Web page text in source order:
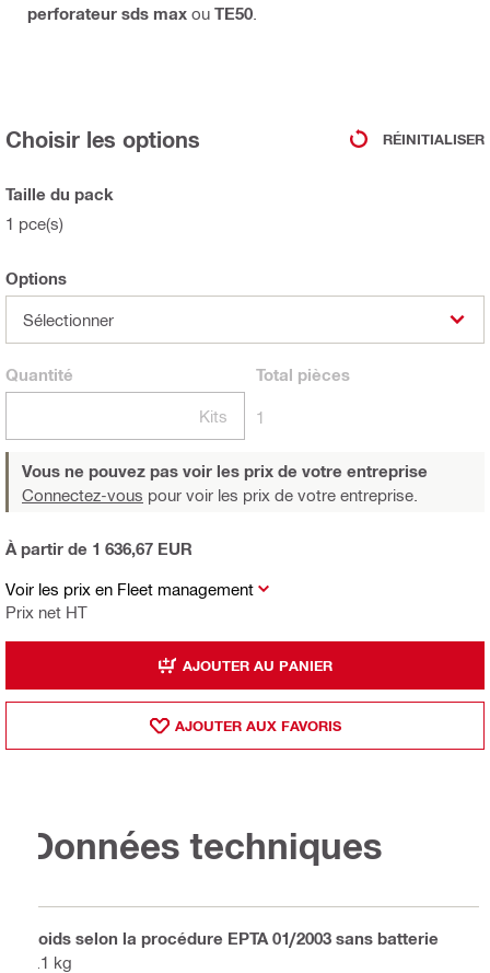
perforateur sds max ou TE50
Choisir les options RÉINITIALISER
Taille du pack
1 pce(s)
Options
Sélectionner
Quantité
Kits
Total pièces
1
Vous ne pouvez pas voir les prix de votre entreprise
Connectez-vous pour voir les prix de votre entreprise.
Voir les prix en Fleet management
Prix net HT
À partir de 1 636,67 EUR
AJOUTER AU PANIER
AJOUTER AUX FAVORIS
Données techniques
Poids selon la procédure EPTA 01/2003 sans batterie
6.1 kg